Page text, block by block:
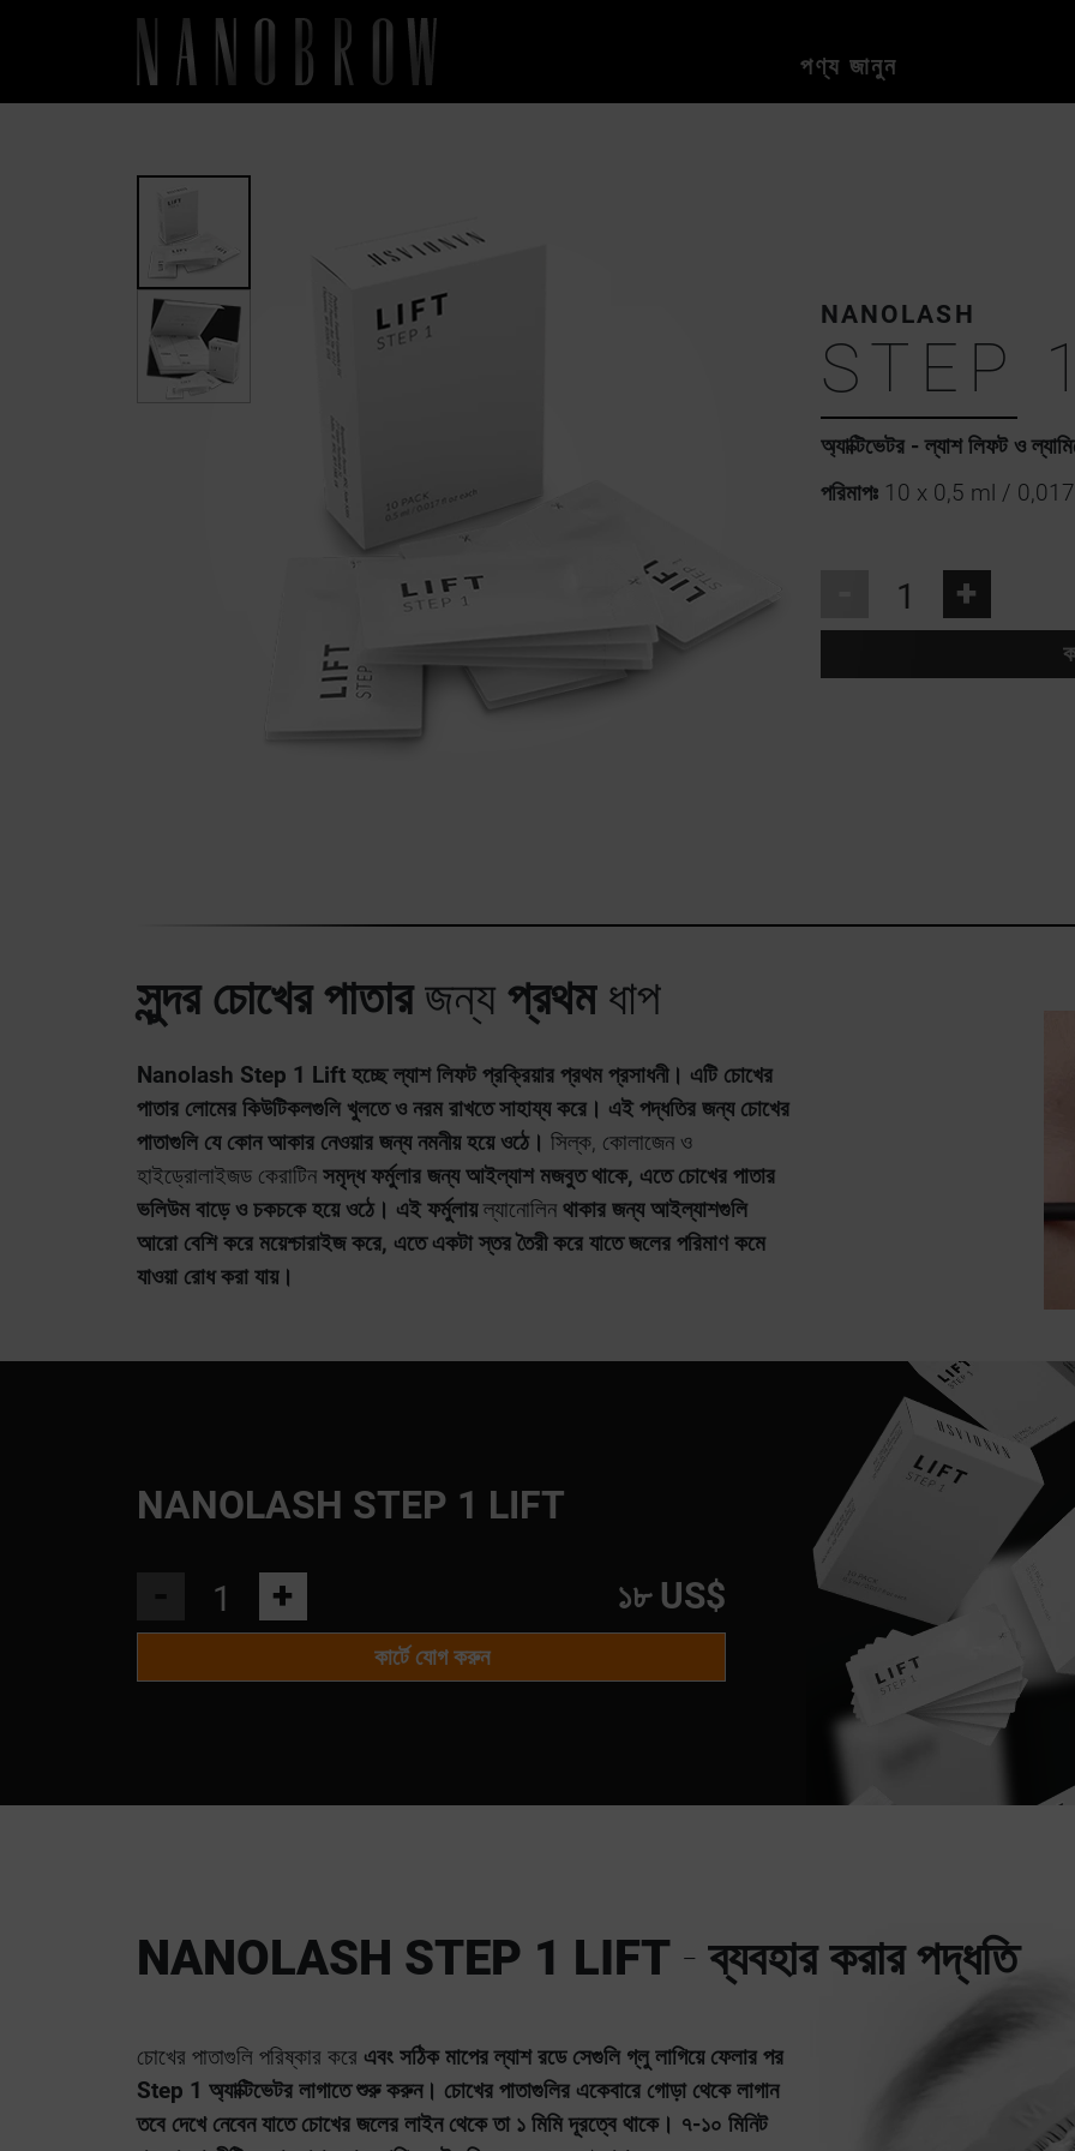
পণ্য জানুন
NANOLASH
STEP
অ্যাক্টিভেটর - ল্যাশ লিফট ও
পরিমাপঃ 10 x 0,5 ml /
+
সুন্দর চোখের পাতারজন্য প্রথমধাপ
Nanolash Step 1 Lift হচ্ছে ল্যাশ লিফট প্রক্রিয়ার প্রথম প্রসাধনী। এটি চোখের
পাতার লোমের কিউটিকলগুলি খুলতে ও নরম রাখতে সাহায্য করে। এই পদ্ধতির জন্য চোখের
পাতাগুলি যে কোন আকার নেওয়ার জন্য নমনীয় হয়ে ওঠে। সিল্ক, কোলাজেন ও
হাইড্রোলাইজড কেরাটিন সমৃদ্ধ ফর্মুলার জন্য আইল্যাশ মজবুত থাকে, এতে চোখের পাতার
ভলিউম বাড়ে ও চকচকে হয়ে ওঠে। এই ফর্মুলায়ল্যানোলিন থাকার জন্য আইল্যাশগুলি
আরো বেশি করে ময়েশ্চারাইজ করে, এতে একটা স্তর তৈরী করে যাতে জলের পরিমাণ কমে
যাওয়া রোধ করা যায়।
NANOLASH STEP 1 LIFT
+ ১৮ US$
কার্টে যোগ করুন
NANOLASH STEP 1 LIFT -ব্যবহার করার পদ্ধতি
চোখের পাতাগুলি পরিষ্কার করে এবং সঠিক মাপের ল্যাশ রডে সেগুলি গ্লু লাগিয়ে ফেলার পর
Step 1 অ্যাক্টিভেটর লাগাতে শুরু করুন। চোখের পাতাগুলির একেবারে গোড়া থেকে লাগান
তবে দেখে নেবেন যাতে চোখের জলের লাইন থেকে তা ১ মিমি দূরত্বে থাকে। ৭-১০ মিনিট